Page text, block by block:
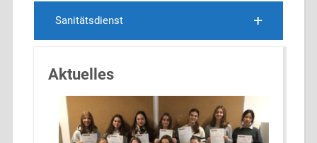
Sanitätsdienst
Aktuelles